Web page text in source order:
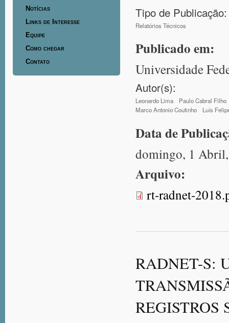
Notícias
Links de Interesse
Equipe
Como chegar
Contato
Tipo de Publicação:
Relatórios Técnicos
Publicado em:
Universidade
Autor(s):
Leonardo Lima
Paulo Cabral Filho
Marco Antonio Coutinho
Luís
Data de
domingo, 1
Arquivo:
rt-radnet-
RADNET-S:
REGISTROS